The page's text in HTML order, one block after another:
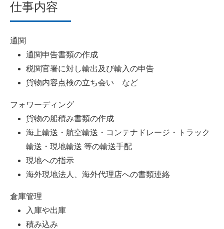
仕事内容
通関
通関申告書類の作成
税関官署に対し輸出及び輸入の申告
貨物内容点検の立ち会い など
フォワーディング
貨物の船積み書類の作成
海上輸送・航空輸送・コンテナドレージ・トラック
輸送・現地輸送 等の輸送手配
現地への指示
海外現地法人、海外代理店への書類連絡
倉庫管理
入庫や出庫
積み込み